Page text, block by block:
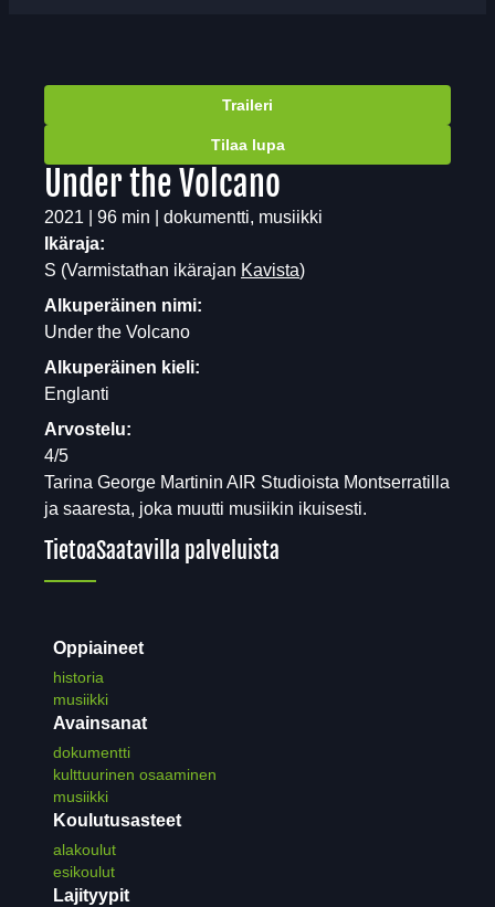
Traileri
Tilaa lupa
Under the Volcano
2021 | 96 min | dokumentti, musiikki
Ikäraja:
S (Varmistathan ikärajan Kavista)
Alkuperäinen nimi:
Under the Volcano
Alkuperäinen kieli:
Englanti
Arvostelu:
4/5
Tarina George Martinin AIR Studioista Montserratilla
ja saaresta, joka muutti musiikin ikuisesti.
TietoaSaatavilla palveluista
Oppiaineet
historia
musiikki
Avainsanat
dokumentti
kulttuurinen osaaminen
musiikki
Koulutusasteet
alakoulut
esikoulut
Lajityypit